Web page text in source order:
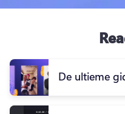
De ultieme